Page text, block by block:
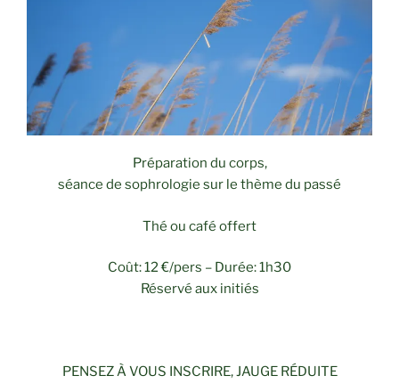
Préparation du corps,
séance de sophrologie sur le thème du passé
Thé ou café offert
Coût: 12 €/pers – Durée: 1h30
Réservé aux initiés
PENSEZ À VOUS INSCRIRE, JAUGE RÉDUITE